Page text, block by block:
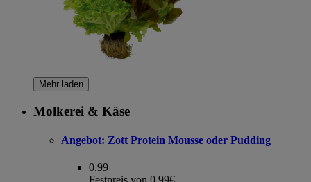
Mehr laden
Molkerei & Käse
Angebot: Zott Protein Mousse oder Pudding
0.99
Festpreis von 0.99€